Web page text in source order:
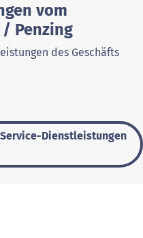
vom
Penzing
des Geschäfts
Dienstleistungen